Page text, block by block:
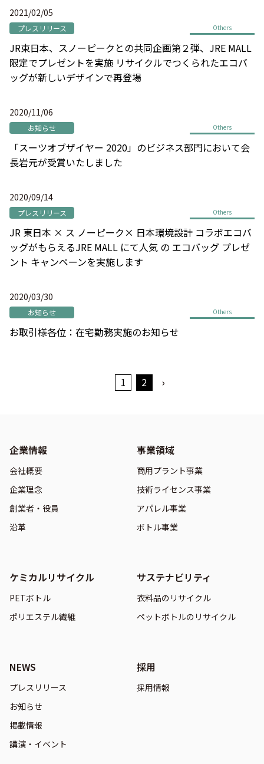
2021/02/05
プレスリリース Others
JR東日本、スノーピークとの共同企画第２弾、JRE MALL
限定でプレゼントを実施 リサイクルでつくられたエコバ
ッグが新しいデザインで再登場
2020/11/06
お知らせ Others
「スーツオブザイヤー 2020」のビジネス部門において会
長岩元が受賞いたしました
2020/09/14
プレスリリース Others
JR 東日本 × ス ノーピーク× 日本環境設計 コラボエコバ
ッグがもらえるJRE MALL にて人気 の エコバッグ プレゼ
ント キャンペーンを実施します
2020/03/30
お知らせ Others
お取引様各位：在宅勤務実施のお知らせ
1 2 ›
企業情報
会社概要
企業理念
創業者・役員
沿革
事業領域
商用プラント事業
技術ライセンス事業
アパレル事業
ボトル事業
ケミカルリサイクル
PETボトル
ポリエステル繊維
サステナビリティ
衣料品のリサイクル
ペットボトルのリサイクル
NEWS
プレスリリース
お知らせ
掲載情報
講演・イベント
採用
採用情報